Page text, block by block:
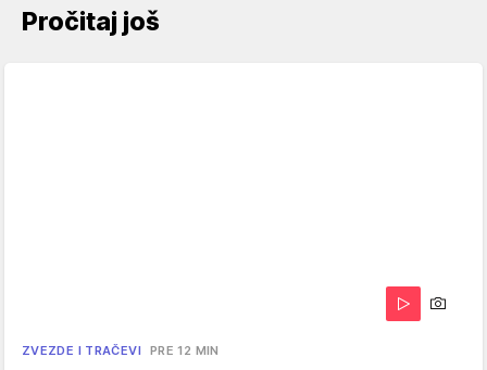
Pročitaj još
ZVEZDE I TRAČEVI PRE 12 MIN